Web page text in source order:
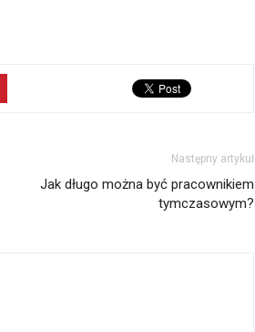
Następny artykuł
Jak długo można być pracownikiem
tymczasowym?